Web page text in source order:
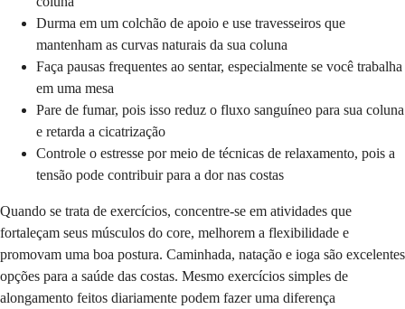
Durma em um colchão de apoio e use travesseiros que
mantenham as curvas naturais da sua coluna
Faça pausas frequentes ao sentar, especialmente se você trabalha
em uma mesa
Pare de fumar, pois isso reduz o fluxo sanguíneo para sua coluna
e retarda a cicatrização
Controle o estresse por meio de técnicas de relaxamento, pois a
tensão pode contribuir para a dor nas costas
Quando se trata de exercícios, concentre-se em atividades que
fortaleçam seus músculos do core, melhorem a flexibilidade e
promovam uma boa postura. Caminhada, natação e ioga são excelentes
opções para a saúde das costas. Mesmo exercícios simples de
alongamento feitos diariamente podem fazer uma diferença